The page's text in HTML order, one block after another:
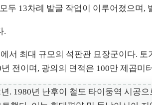
두 13차례 발굴 작업이 이루어졌으며,
.
서 최대 규모의 석판관 묘장군이다.
전이며, 광의의 면적은 100만 제곱